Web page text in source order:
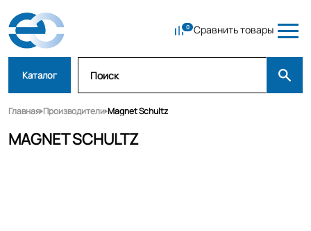
Сравнить товары
Каталог
Главная Производители Magnet Schultz
MAGNET SCHULTZ